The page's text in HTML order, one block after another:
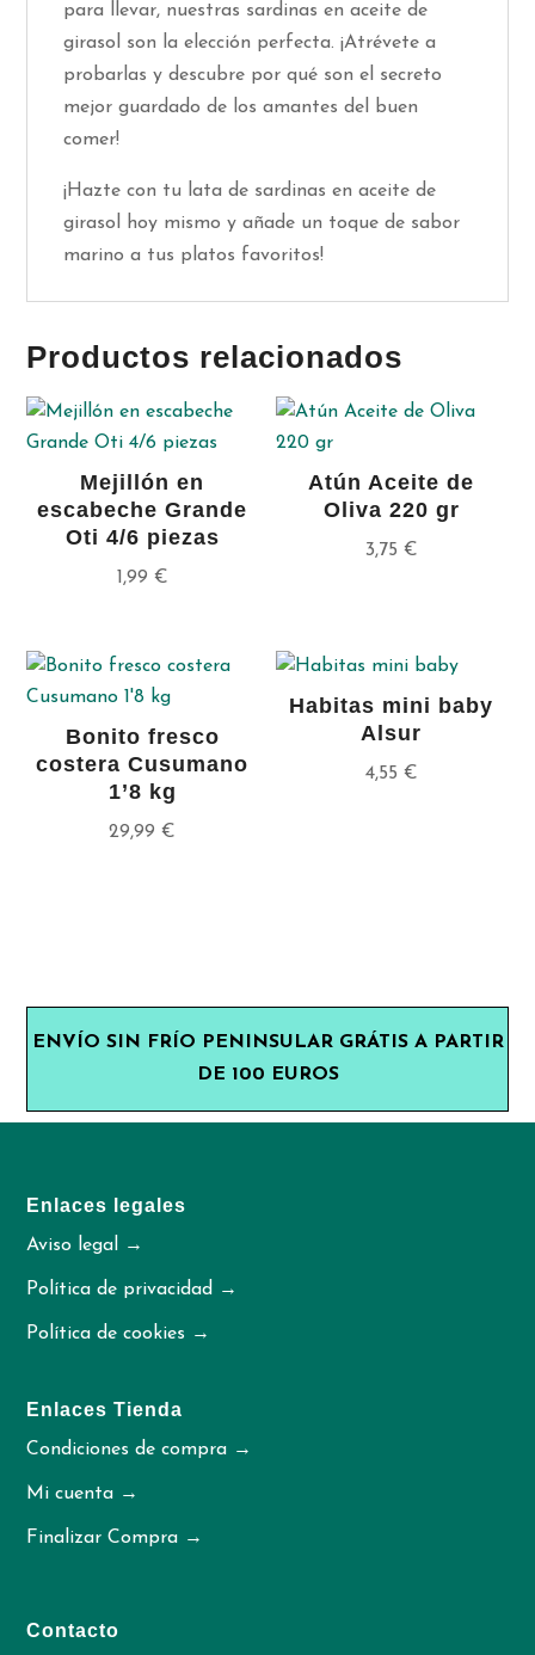
para llevar, nuestras sardinas en aceite de
girasol son la elección perfecta. ¡Atrévete a
probarlas y descubre por qué son el secreto
mejor guardado de los amantes del buen
comer!
¡Hazte con tu lata de sardinas en aceite de
girasol hoy mismo y añade un toque de sabor
marino a tus platos favoritos!
Productos relacionados
Mejillón en
escabeche Grande
Oti 4/6 piezas
1,99 €
Atún Aceite de
Oliva 220 gr
3,75 €
Bonito fresco
costera Cusumano
1’8 kg
29,99€
Habitas mini baby
Alsur
4,55 €
ENVÍO SIN FRÍO PENINSULAR GRÁTIS A PARTIR
DE 100 EUROS
Enlaces legales
Aviso legal →
Política de privacidad →
Política de cookies →
Enlaces Tienda
Condiciones de compra →
Mi cuenta →
Finalizar Compra →
Contacto